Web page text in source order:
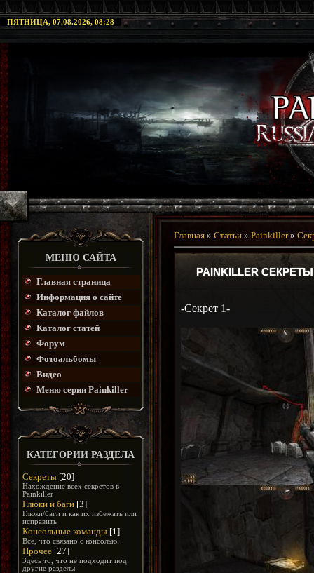
ПЯТНИЦА, 07.08.2026, 08:28
МЕНЮ САЙТА
Главная страница
Информация о сайте
Каталог файлов
Каталог статей
Форум
Фотоальбомы
Видео
Меню серии Painkiller
КАТЕГОРИИ РАЗДЕЛА
Секреты [20]
Нахождение всех секретов в
Painkiller
Глюки и баги [3]
Глюки/баги и как их избежать или
исправить
Консольные команды [1]
Всё, что связано с консолью.
Прочее [27]
Здесь то, что не подходит под
другие разделы
Главная » Статьи » Painkiller»
PAINKILLER
-Секрет 1-